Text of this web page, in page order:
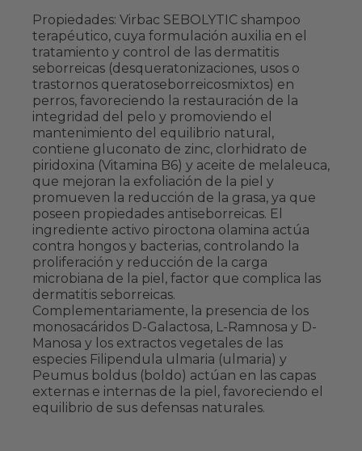
Propiedades: Virbac SEBOLYTIC shampoo
terapéutico, cuya formulación auxilia en el
tratamiento y control de las dermatitis
seborreicas (desqueratonizaciones, usos o
trastornos queratoseborreicosmixtos) en
perros, favoreciendo la restauración de la
integridad del pelo y promoviendo el
mantenimiento del equilibrio natural,
contiene gluconato de zinc, clorhidrato de
piridoxina (Vitamina B6) y aceite de melaleuca,
que mejoran la exfoliación de la piel y
promueven la reducción de la grasa, ya que
poseen propiedades antiseborreicas. El
ingrediente activo piroctona olamina actúa
contra hongos y bacterias, controlando la
proliferación y reducción de la carga
microbiana de la piel, factor que complica las
dermatitis seborreicas.
Complementariamente, la presencia de los
monosacáridos D-Galactosa, L-Ramnosa y D-
Manosa y los extractos vegetales de las
especies Filipendula ulmaria (ulmaria) y
Peumus boldus (boldo) actúan en las capas
externas e internas de la piel, favoreciendo el
equilibrio de sus defensas naturales.